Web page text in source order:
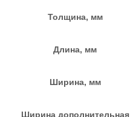
Толщина, мм
Длина, мм
Ширина, мм
Ширина дополнительная